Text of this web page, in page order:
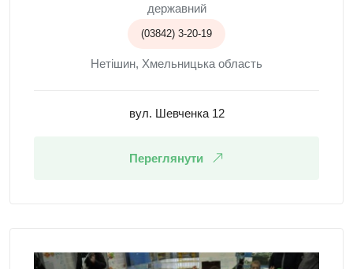
державний
(03842) 3-20-19
Нетішин, Хмельницька область
вул. Шевченка 12
Переглянути